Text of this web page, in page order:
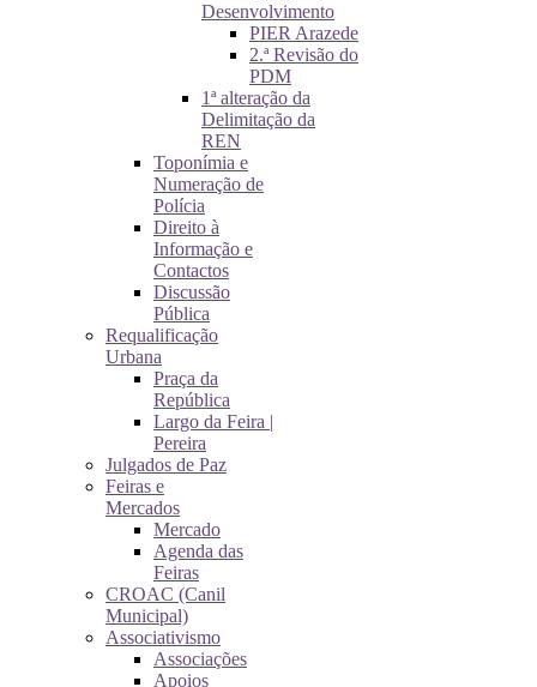
Desenvolvimento
PIER Arazede
2.ª Revisão do
PDM
1ª alteração da
Delimitação da
REN
Toponímia e
Numeração de
Polícia
Direito à
Informação e
Contactos
Discussão
Pública
Requalificação
Urbana
Praça da
República
Largo da Feira |
Pereira
Julgados de Paz
Feiras e
Mercados
Mercado
Agenda das
Feiras
CROAC (Canil
Municipal)
Associativismo
Associações
Apoios